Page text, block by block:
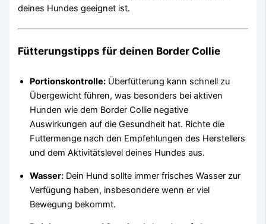
deines Hundes geeignet ist.
Fütterungstipps für deinen Border Collie
Portionskontrolle: Überfütterung kann schnell zu
Übergewicht führen, was besonders bei aktiven
Hunden wie dem Border Collie negative
Auswirkungen auf die Gesundheit hat. Richte die
Futtermenge nach den Empfehlungen des Herstellers
und dem Aktivitätslevel deines Hundes aus.
Wasser: Dein Hund sollte immer frisches Wasser zur
Verfügung haben, insbesondere wenn er viel
Bewegung bekommt.